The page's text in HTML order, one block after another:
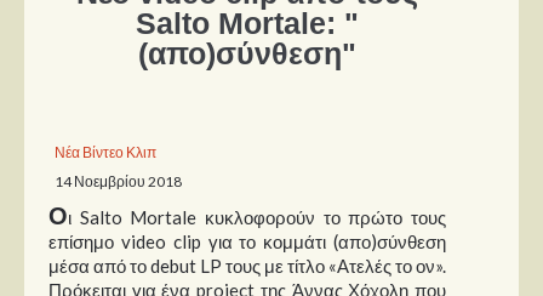
Συνεντεύξεις
Σειρές
Ταινίες
Βιβλία
Salto Mortale: "
(απο)σύνθεση"
Νέα Βίντεο Κλιπ
14 Νοεμβρίου 2018
Οι Salto Mortale κυκλοφορούν το πρώτο τους
επίσημο video clip για το κομμάτι (απο)σύνθεση
μέσα από το debut LP τους με τίτλο «Ατελές το ον».
Πρόκειται για ένα project της Άννας Χόχολη που